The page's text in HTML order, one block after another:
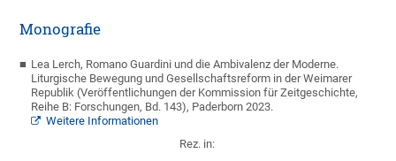
Monografie
Lea Lerch, Romano Guardini und die Ambivalenz der Moderne.
Liturgische Bewegung und Gesellschaftsreform in der Weimarer
Republik (Veröffentlichungen der Kommission für Zeitgeschichte,
Reihe B: Forschungen, Bd. 143), Paderborn 2023.
Weitere Informationen
Rez. in: